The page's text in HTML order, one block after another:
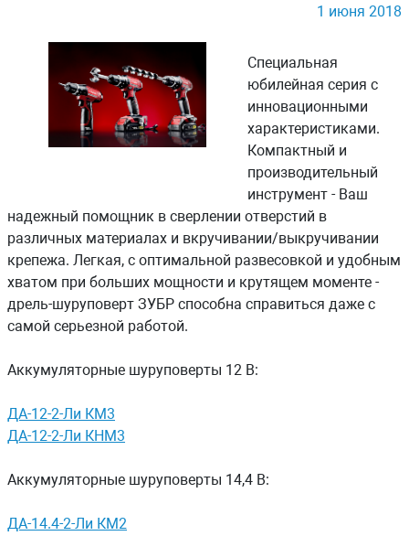
1 июня 2018
Специальная
юбилейная серия с
инновационными
характеристиками.
Компактный и
производительный
инструмент - Ваш
надежный помощник в сверлении отверстий в
различных материалах и вкручивании/выкручивании
крепежа. Легкая, с оптимальной развесовкой и удобным
хватом при больших мощности и крутящем моменте -
дрель-шуруповерт ЗУБР способна справиться даже с
самой серьезной работой.
Аккумуляторные шуруповерты 12 В:
ДА-12-2-Ли КМ3
ДА-12-2-Ли КНМ3
Аккумуляторные шуруповерты 14,4 В:
ДА-14.4-2-Ли КМ2